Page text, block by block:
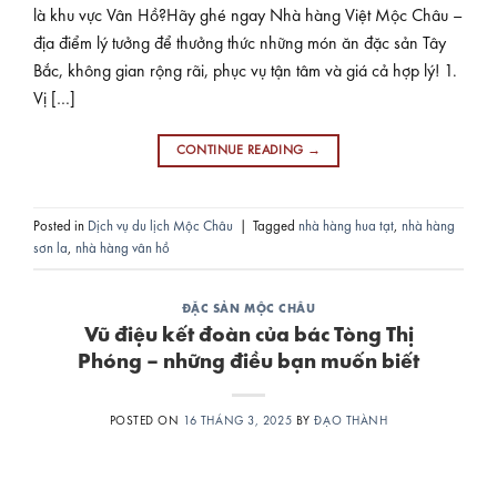
là khu vực Vân Hồ?Hãy ghé ngay Nhà hàng Việt Mộc Châu –
địa điểm lý tưởng để thưởng thức những món ăn đặc sản Tây
Bắc, không gian rộng rãi, phục vụ tận tâm và giá cả hợp lý! 1.
Vị […]
CONTINUE READING →
Posted in Dịch vụ du lịch Mộc Châu Tagged nhà hàng hua tạt nhà hàng
sơn la
nhà hàng vân hồ
ĐẶC SẢN MỘC CHÂU
Vũ điệu kết đoàn của bác Tòng Thị
Phóng – những điều bạn muốn biết
POSTED ON 16 THÁNG 3, 2025 BYĐẠO THÀNH